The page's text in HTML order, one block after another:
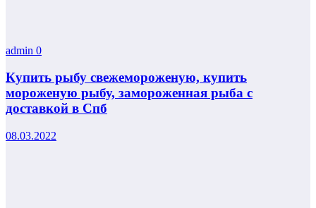
admin 0
Купить рыбу свежемороженую, купить
мороженую рыбу, замороженная рыба с
доставкой в Спб
08.03.2022